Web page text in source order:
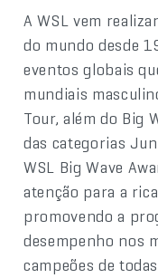
A WSL vem
do mundo desde
eventos globais
mundiais
Tour, além do Big
das categorias
WSL Big Wave
atenção para a
promovendo a
desempenho nos
campeões de